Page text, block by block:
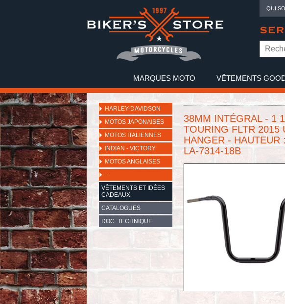
QUI
MARQUES MOTO VÊTEMENTS
HARLEY-DAVIDSON
MOTOS JAPONAISES
MOTOS ITALIENNES
INDIAN - VICTORY
MOTOS ANGLAISES
-
VÊTEMENTS ET IDÉES
CADEAUX
CATALOGUES
DOC. TECHNIQUE
38MM INTÉGRAL - 1
TOURING FLTR 2015
HANGER -
LA-7314-18B